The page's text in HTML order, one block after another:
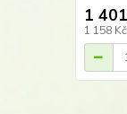
1
1 158 Kč